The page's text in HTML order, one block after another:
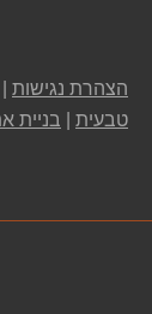
הצהרת נגישות
טבעית
בניית